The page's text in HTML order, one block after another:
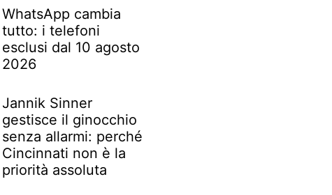
WhatsApp cambia
tutto: i telefoni
esclusi dal 10 agosto
2026
Jannik Sinner
gestisce il ginocchio
senza allarmi: perché
Cincinnati non è la
priorità assoluta